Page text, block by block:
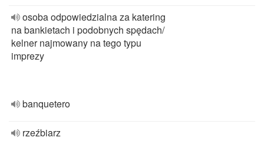
osoba odpowiedzialna za katering
na bankietach i podobnych spędach/
kelner najmowany na tego typu
imprezy
banquetero
rzeźbiarz